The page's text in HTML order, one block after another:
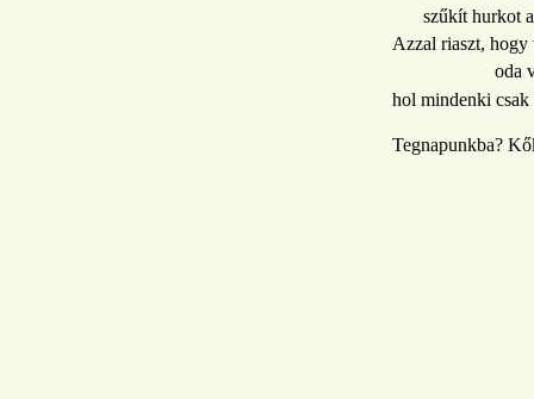
szűkít hurkot
Azzal riaszt, hogy
oda
hol mindenki csak
Tegnapunkba?